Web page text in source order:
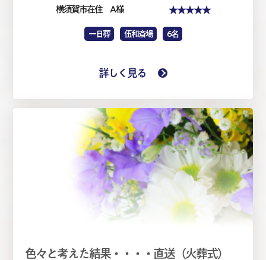
横須賀市在住 A 様
★★★★★
一日葬 伍和斎場 6名
詳しく見る
色々と考えた結果・・・・直送（火葬式）